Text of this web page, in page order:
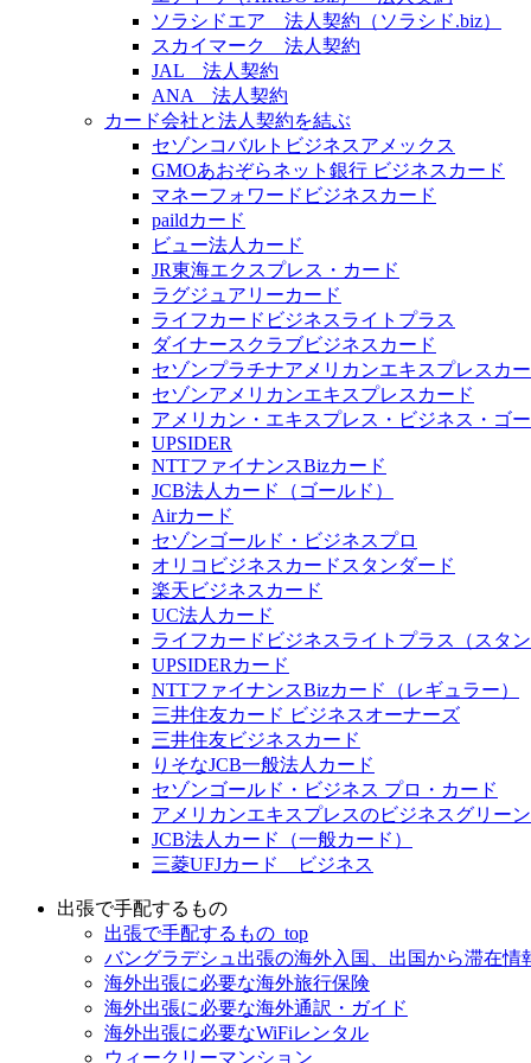
ソラシドエア 法人契約（ソラシド.biz）
スカイマーク 法人契約
JAL 法人契約
ANA 法人契約
カード会社と法人契約を結ぶ
セゾンコバルトビジネスアメックス
GMOあおぞらネット銀行 ビジネスカード
マネーフォワードビジネスカード
paildカード
ビュー法人カード
JR東海エクスプレス・カード
ラグジュアリーカード
ライフカードビジネスライトプラス
ダイナースクラブビジネスカード
セゾンプラチナアメリカンエキスプレスカ
セゾンアメリカンエキスプレスカード
アメリカン・エキスプレス・ビジネス・ゴ
UPSIDER
NTTファイナンスBizカード
JCB法人カード（ゴールド）
Airカード
セゾンゴールド・ビジネスプロ
オリコビジネスカードスタンダード
楽天ビジネスカード
UC法人カード
ライフカードビジネスライトプラス（スタン
UPSIDERカード
NTTファイナンスBizカード（レギュラー）
三井住友カード ビジネスオーナーズ
三井住友ビジネスカード
りそなJCB一般法人カード
セゾンゴールド・ビジネス プロ・カード
アメリカンエキスプレスのビジネスグリー
JCB法人カード（一般カード）
三菱UFJカード ビジネス
出張で手配するもの
出張で手配するもの_top
バングラデシュ出張の海外入国、出国から滞在情
海外出張に必要な海外旅行保険
海外出張に必要な海外通訳・ガイド
海外出張に必要なWiFiレンタル
ウィークリーマンション